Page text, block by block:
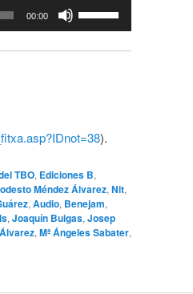
00:00
aumentar
disminuir
el
volumen.
).
TBO, Ediciones B,
Méndez Álvarez, Nit,
, Audio, Benejam,
, Joaquín Buigas, Josep
, Mª Ángeles Sabater,